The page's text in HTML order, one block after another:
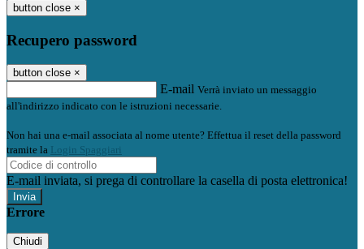
button close ×
Recupero password
button close ×
E-mail Verrà inviato un messaggio
all'indirizzo indicato con le istruzioni necessarie.
Non hai una e-mail associata al nome utente? Effettua il reset della password
tramite la Login Spaggiari
E-mail inviata, si prega di controllare la casella di posta elettronica!
Errore
Chiudi